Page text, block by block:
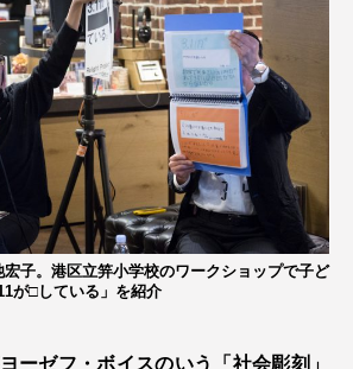
子。港区立笄小学校のワークショップで子ど
が□している」を紹介
ーゼフ・ボイスのいう「社会彫刻」